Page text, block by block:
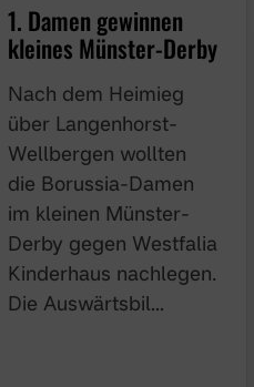
1. Damen gewinnen
kleines Münster-Derby
Nach dem Heimieg
über Langenhorst-
Wellbergen wollten
die Borussia-Damen
im kleinen Münster-
Derby gegen Westfalia
Kinderhaus nachlegen.
Die Auswärtsbil…